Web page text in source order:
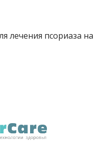
лечения псориаза на